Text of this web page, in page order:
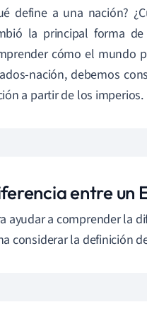
define a una nación?
la principal forma
cómo el mundo
nación, debemos
a partir de los imperios.
entre un
ayudar a comprender la
considerar la definición